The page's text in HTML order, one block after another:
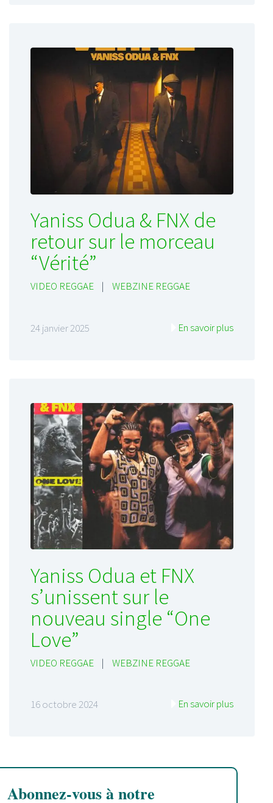
Yaniss Odua & FNX de
retour sur le morceau
“Vérité”
VIDEO REGGAE | WEBZINE REGGAE
24 janvier 2025 En savoir plus
Yaniss Odua et FNX
s’unissent sur le
nouveau single “One
Love”
VIDEO REGGAE | WEBZINE REGGAE
16 octobre 2024 En savoir plus
Abonnez-vous à notre